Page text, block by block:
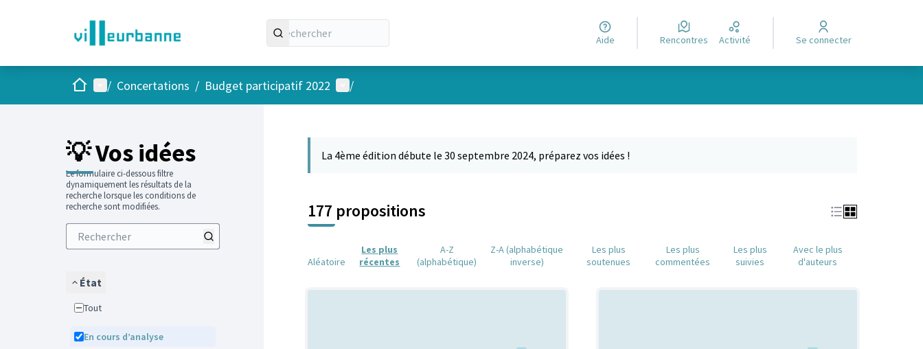
Aide Rencontres Activité Se connecter
AccueilMenu principal
/ Concertations / Budget participatif 2022 Menu utilisateur
/
💡 Vos idées
Le formulaire ci-dessous filtre
dynamiquement les résultats de la
recherche lorsque les conditions de
recherche sont modifiées.
État
Tout
En cours d’analyse
La 4ème édition débute le 30 septembre 2024, préparez vos idées !
177 propositions
Aléatoire
Les plus
récentes
A-Z
(alphabétique)
Z-A (alphabétique
inverse)
Les plus
soutenues
Les plus
commentées
Les plus
suivies
Avec le plus
d'auteurs